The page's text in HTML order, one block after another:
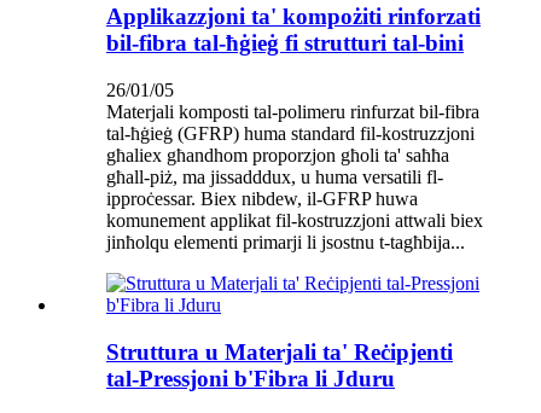
Applikazzjoni ta' kompożiti rinforzati
bil-fibra tal-ħġieġ fi strutturi tal-bini
26/01/05
Materjali komposti tal-polimeru rinfurzat bil-fibra
tal-ħġieġ (GFRP) huma standard fil-kostruzzjoni
għaliex għandhom proporzjon għoli ta' saħħa
għall-piż, ma jissadddux, u huma versatili fl-
ipproċessar. Biex nibdew, il-GFRP huwa
komunement applikat fil-kostruzzjoni attwali biex
jinħolqu elementi primarji li jsostnu t-tagħbija...
Struttura u Materjali ta' Reċipjenti
tal-Pressjoni b'Fibra li Jduru